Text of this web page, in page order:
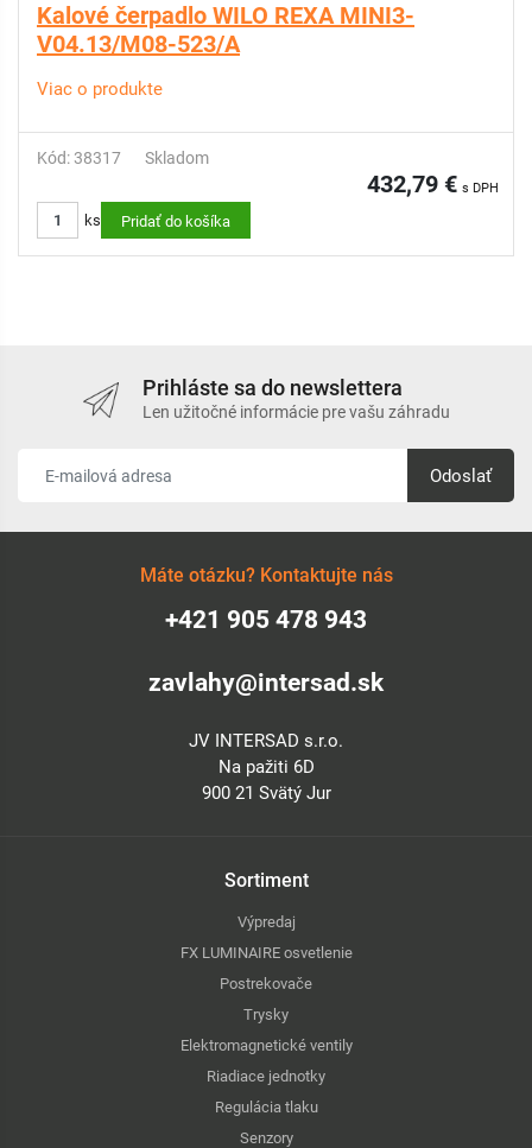
Kalové čerpadlo WILO REXA MINI3-
V04.13/M08-523/A
Viac o produkte
Kód: 38317 Skladom
432,79 € s DPH
ks Pridať do košíka
Prihláste sa do newslettera
Len užitočné informácie pre vašu záhradu
Odoslať
Máte otázku? Kontaktujte nás
+421 905 478 943
zavlahy@intersad.sk
JV INTERSAD s.r.o.
Na pažiti 6D
900 21 Svätý Jur
Sortiment
Výpredaj
FX LUMINAIRE osvetlenie
Postrekovače
Trysky
Elektromagnetické ventily
Riadiace jednotky
Regulácia tlaku
Senzory